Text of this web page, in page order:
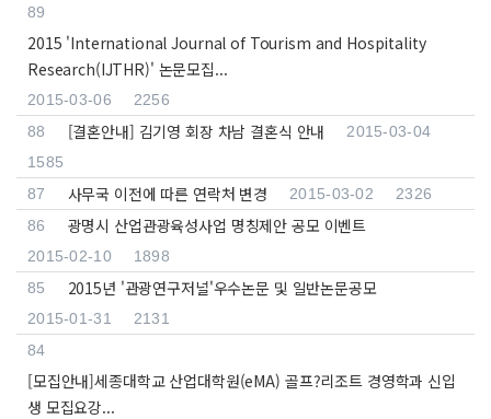
89
2015 'International Journal of Tourism and Hospitality
Research(IJTHR)' 논문모집...
2015-03-06
2256
88
[결혼안내] 김기영 회장 차남 결혼식 안내
2015-03-04
1585
87
사무국 이전에 따른 연락처 변경 2015-03-02
2326
86
광명시 산업관광육성사업 명칭제안 공모 이벤트
2015-02-10
1898
85
2015년 '관광연구저널'우수논문 및 일반논문공모
2015-01-31
2131
84
[모집안내]세종대학교 산업대학원(eMA) 골프?리조트 경영학과 신입
생 모집요강...